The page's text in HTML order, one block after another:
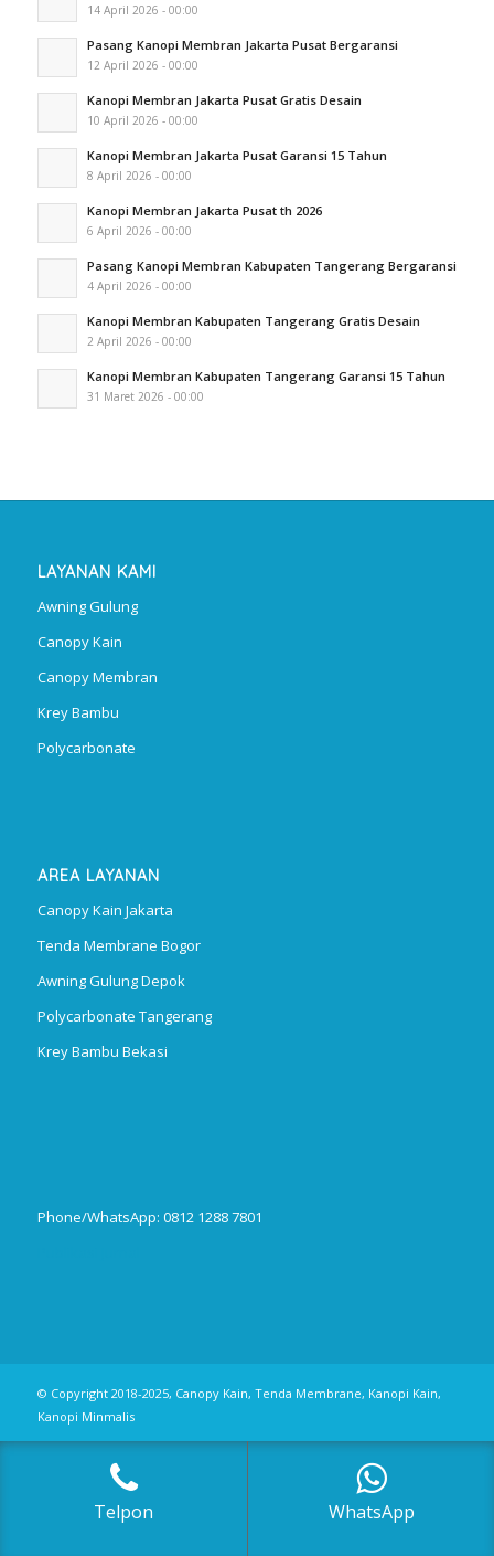
14 April 2026 - 00:00
Pasang Kanopi Membran Jakarta Pusat Bergaransi
12 April 2026 - 00:00
Kanopi Membran Jakarta Pusat Gratis Desain
10 April 2026 - 00:00
Kanopi Membran Jakarta Pusat Garansi 15 Tahun
8 April 2026 - 00:00
Kanopi Membran Jakarta Pusat th 2026
6 April 2026 - 00:00
Pasang Kanopi Membran Kabupaten Tangerang Bergaransi
4 April 2026 - 00:00
Kanopi Membran Kabupaten Tangerang Gratis Desain
2 April 2026 - 00:00
Kanopi Membran Kabupaten Tangerang Garansi 15 Tahun
31 Maret 2026 - 00:00
LAYANAN KAMI
Awning Gulung
Canopy Kain
Canopy Membran
Krey Bambu
Polycarbonate
AREA LAYANAN
Canopy Kain Jakarta
Tenda Membrane Bogor
Awning Gulung Depok
Polycarbonate Tangerang
Krey Bambu Bekasi
Phone/WhatsApp: 0812 1288 7801
© Copyright 2018-2025, Canopy Kain, Tenda Membrane, Kanopi Kain,
Kanopi Minmalis
Telpon WhatsApp